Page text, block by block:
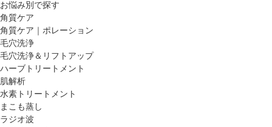
お悩み別で探す
角質ケア
角質ケア｜ポレーション
毛穴洗浄
毛穴洗浄＆リフトアップ
ハーブトリートメント
肌解析
水素トリートメント
まこも蒸し
ラジオ波